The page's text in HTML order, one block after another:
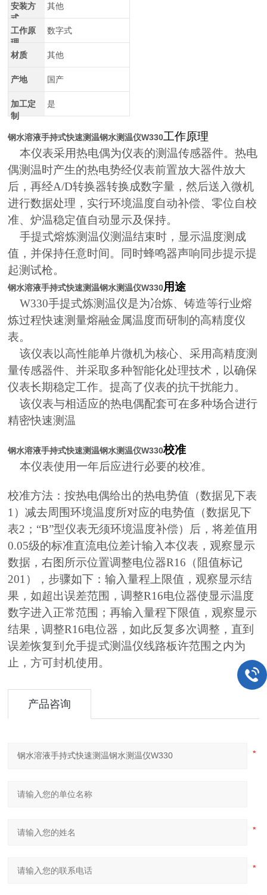
安装方
式
其他
工作原
理
数字式
材质 其他
产地 国产
加工定
制
是
钢水溶液手持式快速测温钢水测温仪W330工作原理
本仪表采用热电偶为仪表的测温传感器件。热电
偶测温时产生的热电势经仪表前置放大器件放大
后，再经A/D转换器转换成数字量，然后送入微机
进行数据处理，实行环境温度自动补偿、零位自校
准、炉温稳定值自动显示及保持。
手提式熔炼测温仪测温结束时，显示温度测成
值，并保持任意时间。同时蜂鸣器声响同步提示提
起测试枪。
钢水溶液手持式快速测温钢水测温仪W330用途
W330手提式炼测温仪是为冶炼、铸造等行业熔
炼过程快速测量熔融金属温度而研制的高精度仪
表。
该仪表以高性能单片微机为核心、采用高精度测
量传感器件、并采取多种智能化处理技术，以确保
仪表长期稳定工作。提高了仪表的抗干扰能力。
该仪表与相适应的热电偶配套可在多种场合进行
精密快速测温
钢水溶液手持式快速测温钢水测温仪W330校准
本仪表使用一年后应进行必要的校准。
校准方法：按热电偶给出的热电势值（数据见下表
1）减去周围环境温度所对应的电势值（数据见下
表2；“B”型仪表无须环境温度补偿）后，将差值用
0.05级的标准直流电位差计输入本仪表，观察显示
数据，右图所示位置调整电位器R16（阻值标记
201），步骤如下：输入量程上限值，观察显示结
果，如超出误差范围，调整R16电位器使显示温度
数字进入正常范围；再输入量程下限值，观察显示
结果，调整R16电位器，如此反复多次调整，直到
误差恢复到允手提式测温仪线路板许范围之内为
止，方可封机使用。
产品咨询